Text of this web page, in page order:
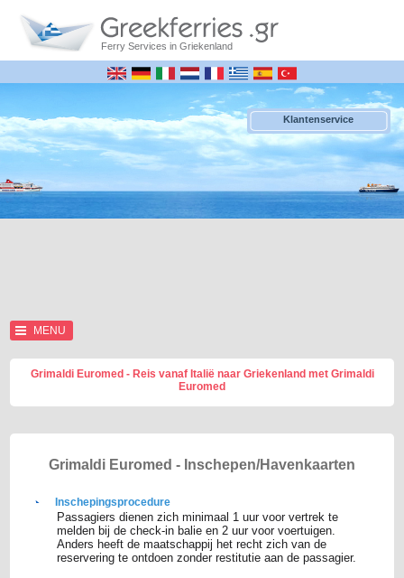
Ferry Services in Griekenland
Klantenservice
MENU
Grimaldi Euromed - Reis vanaf Italië naar Griekenland met Grimaldi
Euromed
Grimaldi Euromed - Inschepen/Havenkaarten
Inschepingsprocedure
Passagiers dienen zich minimaal 1 uur voor vertrek te
melden bij de check-in balie en 2 uur voor voertuigen.
Anders heeft de maatschappij het recht zich van de
reservering te ontdoen zonder restitutie aan de passagier.